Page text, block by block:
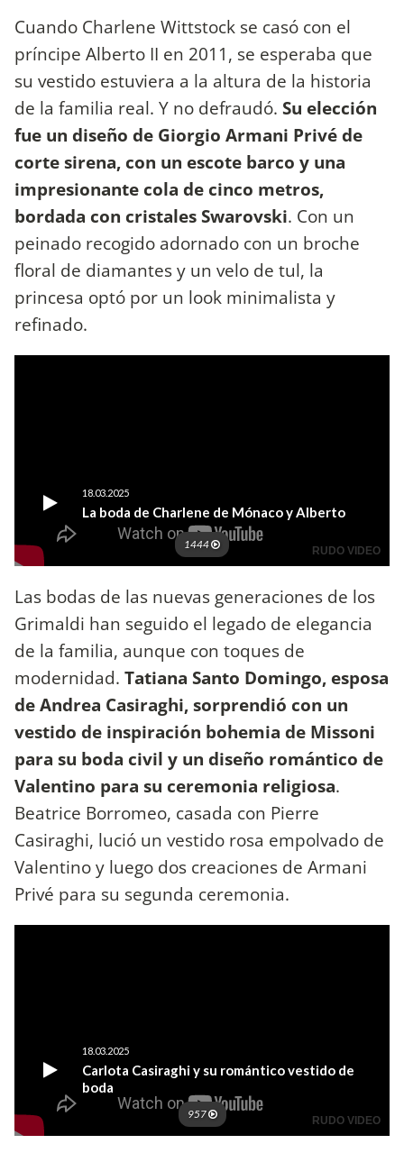
Cuando Charlene Wittstock se casó con el
príncipe Alberto II en 2011, se esperaba que
su vestido estuviera a la altura de la historia
de la familia real. Y no defraudó. Su elección
fue un diseño de Giorgio Armani Privé de
corte sirena, con un escote barco y una
impresionante cola de cinco metros,
bordada con cristales Swarovski. Con un
peinado recogido adornado con un broche
floral de diamantes y un velo de tul, la
princesa optó por un look minimalista y
refinado.
Las bodas de las nuevas generaciones de los
Grimaldi han seguido el legado de elegancia
de la familia, aunque con toques de
modernidad. Tatiana Santo Domingo, esposa
de Andrea Casiraghi, sorprendió con un
vestido de inspiración bohemia de Missoni
para su boda civil y un diseño romántico de
Valentino para su ceremonia religiosa.
Beatrice Borromeo, casada con Pierre
Casiraghi, lució un vestido rosa empolvado de
Valentino y luego dos creaciones de Armani
Privé para su segunda ceremonia.